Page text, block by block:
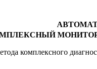
комплексного